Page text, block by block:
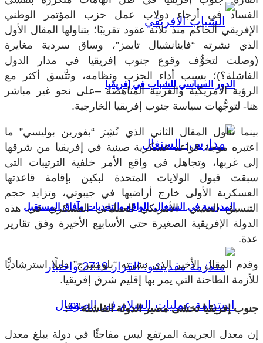
الدور السياسي للشباب في إفريقيا
المدرسة في السنغال: الواقع والتحديات وآفاق المستقبل
الفساد في أرجاء دولاب عمل حزب المؤتمر الوطني
الإفريقي الحاكم منذ ثلاثة عقود تقريبًا؛ يتناولها المقال الأول
الذي نشرته “فاينانشيال تايمز”، وساق سردية مغايرة
(وصلت لتخوُّف وقوع جنوب إفريقيا في مدار الدول
الفاشلة؟)؛ بسبب أداء الحزب ونظامه، وتتَّسق أكثر مع
الرؤية الأمريكية والغربية المناهضة –على نحو غير مباشر
هنا- لتوجُّهات سياسة جنوب إفريقيا الخارجية.
بينما تناول المقال الثاني الذي نُشِرَ “بفورين بوليسي” ما
اعتبره موجة قواعد عسكرية صينية في إفريقيا من شرقها
إلى غربها، وتجاهل في واقع الأمر خلفية الترتيبات التي
سبقت قبول الولايات المتحدة لبكين بإقامة قاعدتها
العسكرية الأولى خارج أراضيها في جيبوتي، وتزايد حجم
التنسيق الصيني- الأمريكي العملياتي العسكري في هذه
الدولة الإفريقية الصغيرة حتى الأسابيع الأخيرة وفق تقارير
عدة.
وقدم المقال الأخير الذي نشرته “بلومبيرج” دليلًا استرشاديًّا
للأزمة الطاحنة التي يمر بها إقليم شرق إفريقيا.
جنوب إفريقيا تخشى مصير الدولة الفاشلة(
[1]
)
:
إن معدل الجريمة المرتفع ليس مفاجئًا في دولة يبلغ معدل